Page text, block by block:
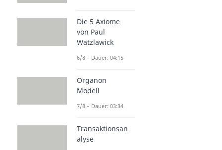
Die 5 Axiome
von Paul
Watzlawick
6/8 – Dauer: 04:15
Organon
Modell
7/8 – Dauer: 03:34
Transaktionsan
alyse